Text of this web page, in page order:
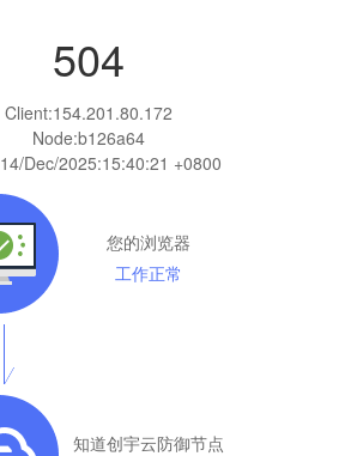
504
Client:154.201.80.172
Node:b126a64
14/Dec/2025:15:40:21 +0800
您的浏览器
工作正常
知道创宇云防御节点